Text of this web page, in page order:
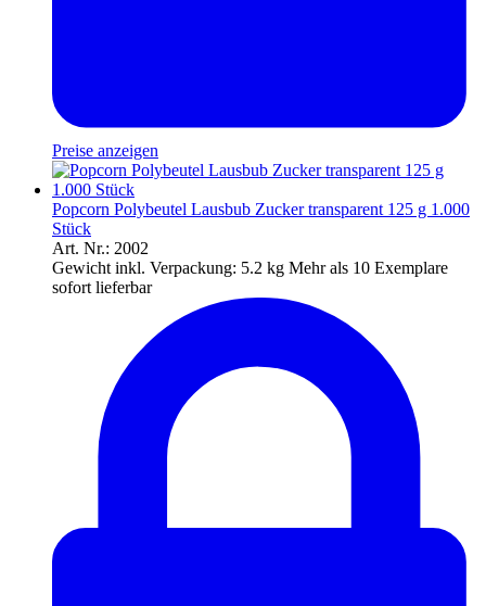
Preise anzeigen
Popcorn Polybeutel Lausbub Zucker transparent 125 g 1.000
Stück
Art. Nr.: 2002
Gewicht inkl. Verpackung: 5.2 kg Mehr als 10 Exemplare
sofort lieferbar